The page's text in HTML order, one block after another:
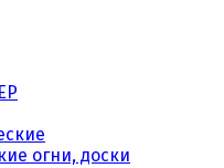
огни, доски